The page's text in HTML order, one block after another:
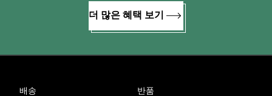
더 많은 혜택 보기
배송 반품